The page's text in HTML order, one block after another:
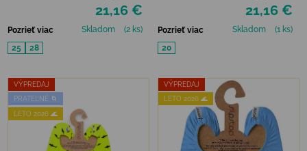
21,16 €
Pozrieť viac Skladom
(2 ks)
25
28
21,16 €
Pozrieť viac Skladom
(1 ks)
20
VÝPREDAJ
PRATEĽNÉ 🌀
LETO 2026 🌊
VÝPREDAJ
LETO 2026 🌊